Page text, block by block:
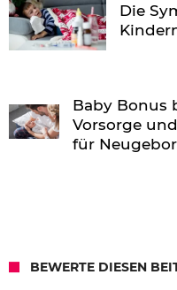
Die
Baby Bonus
Vorsorge
für
BEWERTE DIESEN